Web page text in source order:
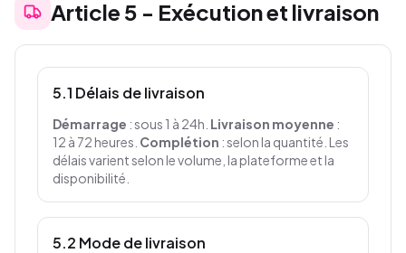
Article 5 - Exécution et livraison
5.1 Délais de livraison
Démarrage : sous 1 à 24h. Livraison moyenne :
12 à 72 heures. Complétion : selon la quantité. Les
délais varient selon le volume, la plateforme et la
disponibilité.
5.2 Mode de livraison